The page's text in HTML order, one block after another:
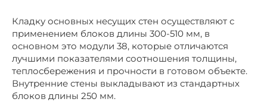
Кладку основных несущих стен осуществляют с
применением блоков длины 300-510 мм, в
основном это модули 38, которые отличаются
лучшими показателями соотношения толщины,
теплосбережения и прочности в готовом объекте.
Внутренние стены выкладывают из стандартных
блоков длины 250 мм.